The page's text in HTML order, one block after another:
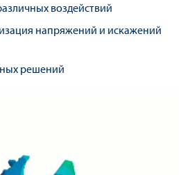
воздействий
напряжений и искажений
решений